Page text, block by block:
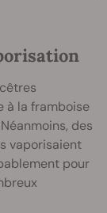
à la framboise
des
vaporisaient
pour